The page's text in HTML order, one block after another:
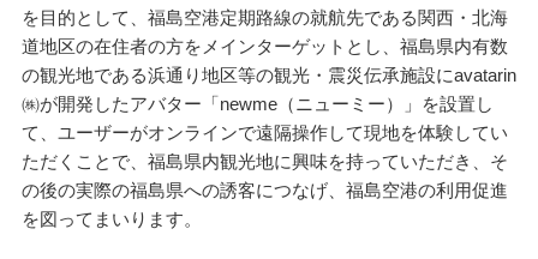
を目的として、福島空港定期路線の就航先である関西・北海
道地区の在住者の方をメインターゲットとし、福島県内有数
の観光地である浜通り地区等の観光・震災伝承施設にavatarin
㈱が開発したアバター「newme（ニューミー）」を設置し
て、ユーザーがオンラインで遠隔操作して現地を体験してい
ただくことで、福島県内観光地に興味を持っていただき、そ
の後の実際の福島県への誘客につなげ、福島空港の利用促進
を図ってまいります。